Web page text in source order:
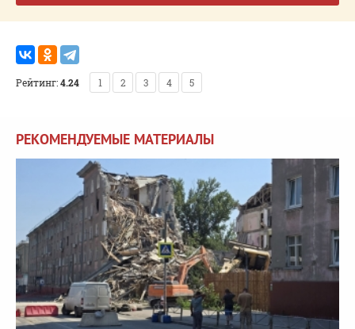
Рейтинг:4.24 1 2 3 4 5
РЕКОМЕНДУЕМЫЕ МАТЕРИАЛЫ